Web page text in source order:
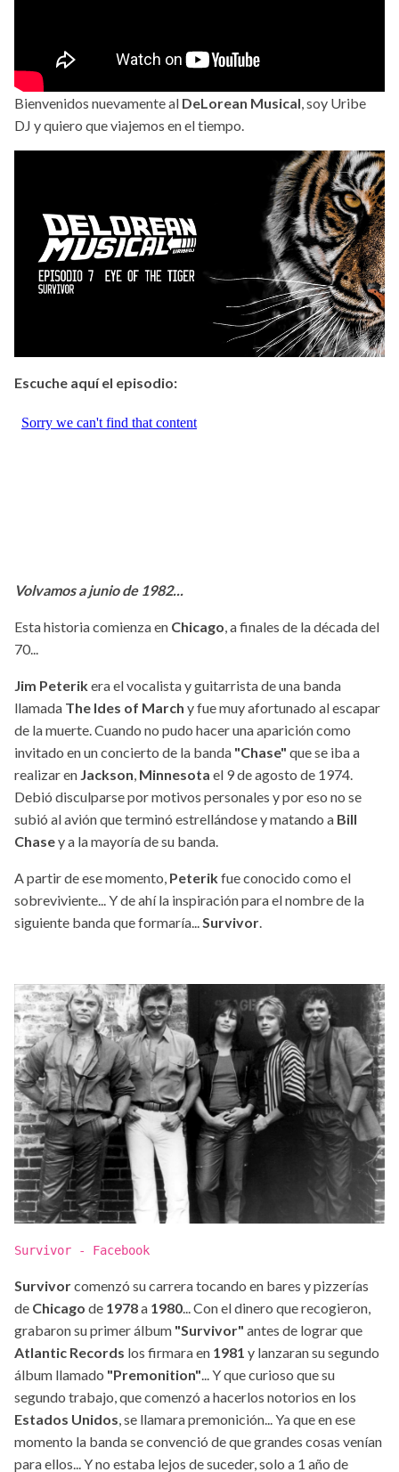
Bienvenidos nuevamente al DeLorean Musical, soy Uribe
DJ y quiero que viajemos en el tiempo.
Escuche aquí el episodio:
Volvamos a junio de 1982...
Esta historia comienza en Chicago , a finales de la década del
70...
Jim Peterikera el vocalista y guitarrista de una banda
llamada The Ides of March y fue muy afortunado al escapar
de la muerte. Cuando no pudo hacer una aparición como
invitado en un concierto de la banda "Chase" que se iba a
realizar en Jackson Minnesota el 9 de agosto de 1974.
Debió disculparse por motivos personales y por eso no se
subió al avión que terminó estrellándose y matando a Bill
Chasey a la mayoría de su banda.
A partir de ese momento, Peterikfue conocido como el
sobreviviente... Y de ahí la inspiración para el nombre de la
siguiente banda que formaría... Survivor
Survivor - Facebook
Survivorcomenzó su carrera tocando en bares y pizzerías
de Chicago de 1978a 1980... Con el dinero que recogieron,
grabaron su primer álbum "Survivor" antes de lograr que
Atlantic Records los firmara en 1981 y lanzaran su segundo
álbum llamado "Premonition"... Y que curioso que su
segundo trabajo, que comenzó a hacerlos notorios en los
Estados Unidos, se llamara premonición... Ya que en ese
momento la banda se convenció de que grandes cosas venían
para ellos... Y no estaba lejos de suceder, solo a 1 año de